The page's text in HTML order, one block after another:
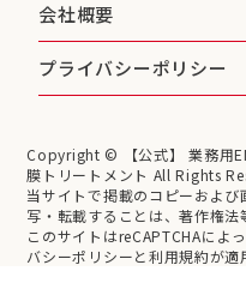
会社概要
プライバシーポリシー
Copyright © 【公式】 業務用
膜トリートメント All Rights
当サイトで掲載のコピーおよ
写・転載することは、著作権法
このサイトはreCAPTCHAによ
バシーポリシーと利用規約が適